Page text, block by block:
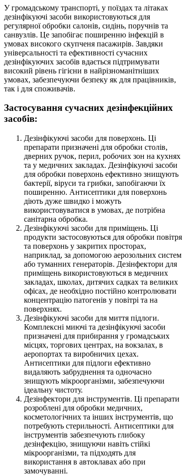
У громадському транспорті, у поїздах та літаках
дезінфікуючі засоби використовуються для
регулярної обробки салонів, сидінь, поручнів та
санвузлів. Це запобігає поширенню інфекцій в
умовах високого скупченя пасажирів. Завдяки
універсальності та ефективності сучасних
дезінфікуючих засобів вдається підтримувати
високий рівень гігієни в найрізноманітніших
умовах, забезпечуючи безпеку як для працівників,
так і для споживачів.
Застосування сучасних дезінфекційних
засобів:
Дезінфікуючі засоби для поверхонь. Ці
препарати призначені для обробки столів,
дверних ручок, перил, робочих зон на кухнях
та у медичних закладах. Дезінфікуючі засоби
для обробки поверхонь ефективно знищують
бактерії, віруси та грибки, запобігаючи їх
поширенню. Антисептики для поверхонь
діють дуже швидко і можуть
використовуватися в умовах, де потрібна
санітарна обробка.
Дезінфікуючі засоби для приміщень. Ці
продукти застосовуються для обробки повітря
та поверхонь у закритих просторах,
наприклад, за допомогою аерозольних систем
або туманних генераторів. Дезінфектори для
приміщень використовуються в медичних
закладах, школах, дитячих садках та великих
офісах, де необхідно постійно контролювати
концентрацію патогенів у повітрі та на
поверхнях.
Дезінфікуючі засоби для миття підлоги.
Комплексні миючі та дезінфікуючі засоби
призначені для прибирання у громадських
місцях, торгових центрах, на вокзалах, в
аеропортах та виробничих цехах.
Антисептики для підлоги ефективно
видаляють забруднення та одночасно
знищують мікроорганізми, забезпечуючи
ідеальну чистоту.
Дезінфектори для інструментів. Ці препарати
розроблені для обробки медичних,
косметологічних та інших інструментів, що
потребують стерильності. Антисептики для
інструментів забезпечують глибоку
дезінфекцію, знищуючи навіть стійкі
мікроорганізми, та підходять для
використання в автоклавах або при
замочуванні.